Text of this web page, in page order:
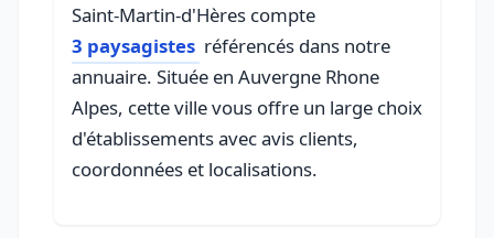
Saint-Martin-d'Hères compte
3 paysagistes référencés dans notre
annuaire. Située en Auvergne Rhone
Alpes, cette ville vous offre un large choix
d'établissements avec avis clients,
coordonnées et localisations.